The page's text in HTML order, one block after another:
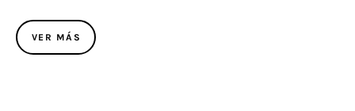
VER MÁS